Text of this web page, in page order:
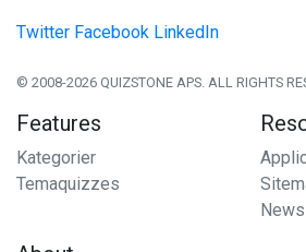
Twitter Facebook LinkedIn
© 2008-2026 QUIZSTONE APS. ALL RIGHTS
Features
Kategorier
Temaquizzes